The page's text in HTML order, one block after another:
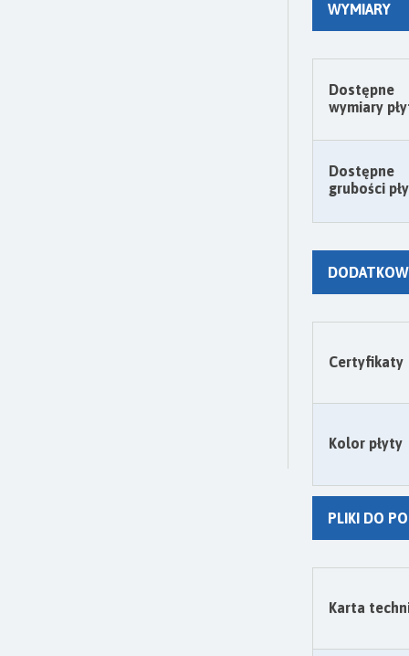
Karta
PLIKI DO
Kolor płyty
Certyfikaty
Dostępne
grubości
Dostępne
wymiary
WYMIARY